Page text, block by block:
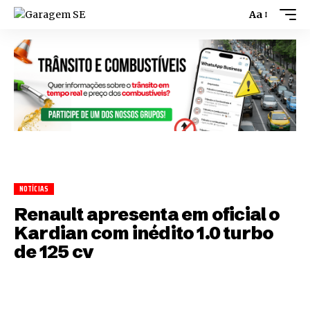
Aa
NOTÍCIAS
Renault apresenta em oficial o
Kardian com inédito 1.0 turbo
de 125 cv